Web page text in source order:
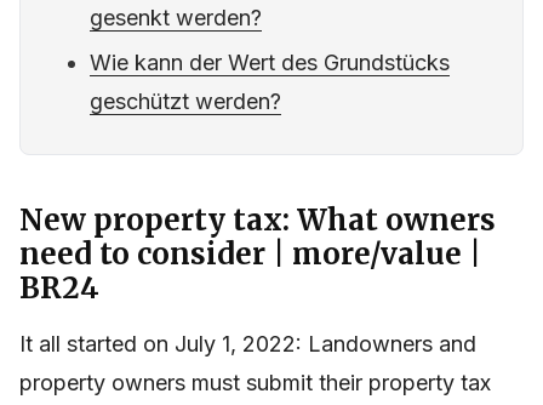
gesenkt werden?
Wie kann der Wert des Grundstücks
geschützt werden?
New property tax: What owners
need to consider | more/value |
BR24
It all started on July 1, 2022: Landowners and
property owners must submit their property tax